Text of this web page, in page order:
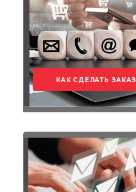
КАК СДЕЛАТЬ ЗАКАЗ